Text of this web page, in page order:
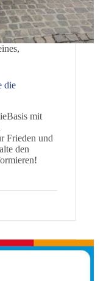
,
die
mit
Frieden und
den